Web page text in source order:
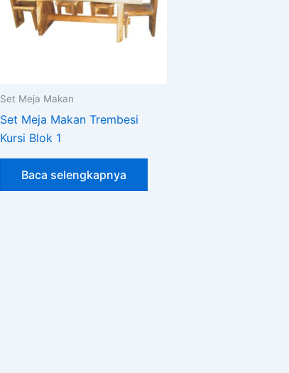
Set Meja Makan
Set Meja Makan Trembesi
Kursi Blok 1
Baca selengkapnya